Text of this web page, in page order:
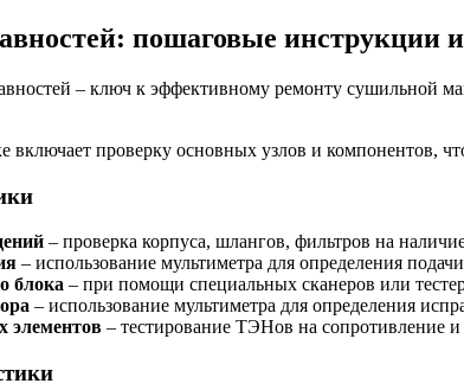
пошаговые инструкции
– ключ к эффективному ремонту сушильной
проверку основных узлов и компонентов,
– проверка корпуса, шлангов, фильтров на
– использование мультиметра для определения
блока – при помощи специальных сканеров или
– использование мультиметра для определения
элементов – тестирование ТЭНов на сопротивление и